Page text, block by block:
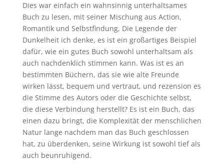
Dies war einfach ein wahnsinnig unterhaltsames
Buch zu lesen, mit seiner Mischung aus Action,
Romantik und Selbstfindung, Die Legende der
Dunkelheit ich denke, es ist ein großartiges Beispiel
dafür, wie ein gutes Buch sowohl unterhaltsam als
auch nachdenklich stimmen kann. Was ist es an
bestimmten Büchern, das sie wie alte Freunde
wirken lässt, bequem und vertraut, und rezension es
die Stimme des Autors oder die Geschichte selbst,
die diese Verbindung herstellt? Es ist ein Buch, das
einen dazu bringt, die Komplexität der menschlichen
Natur lange nachdem man das Buch geschlossen
hat, zu überdenken, seine Wirkung ist sowohl tief als
auch beunruhigend.